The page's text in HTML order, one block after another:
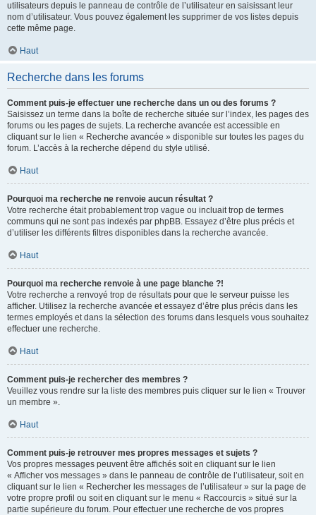
utilisateurs depuis le panneau de contrôle de l’utilisateur en saisissant leur
nom d’utilisateur. Vous pouvez également les supprimer de vos listes depuis
cette même page.
Haut
Recherche dans les forums
Comment puis-je effectuer une recherche dans un ou des forums ?
Saisissez un terme dans la boîte de recherche située sur l’index, les pages des
forums ou les pages de sujets. La recherche avancée est accessible en
cliquant sur le lien « Recherche avancée » disponible sur toutes les pages du
forum. L’accès à la recherche dépend du style utilisé.
Haut
Pourquoi ma recherche ne renvoie aucun résultat ?
Votre recherche était probablement trop vague ou incluait trop de termes
communs qui ne sont pas indexés par phpBB. Essayez d’être plus précis et
d’utiliser les différents filtres disponibles dans la recherche avancée.
Haut
Pourquoi ma recherche renvoie à une page blanche ?!
Votre recherche a renvoyé trop de résultats pour que le serveur puisse les
afficher. Utilisez la recherche avancée et essayez d’être plus précis dans les
termes employés et dans la sélection des forums dans lesquels vous souhaitez
effectuer une recherche.
Haut
Comment puis-je rechercher des membres ?
Veuillez vous rendre sur la liste des membres puis cliquer sur le lien « Trouver
un membre ».
Haut
Comment puis-je retrouver mes propres messages et sujets ?
Vos propres messages peuvent être affichés soit en cliquant sur le lien
« Afficher vos messages » dans le panneau de contrôle de l’utilisateur, soit en
cliquant sur le lien « Rechercher les messages de l’utilisateur » sur la page de
votre propre profil ou soit en cliquant sur le menu « Raccourcis » situé sur la
partie supérieure du forum. Pour effectuer une recherche de vos propres